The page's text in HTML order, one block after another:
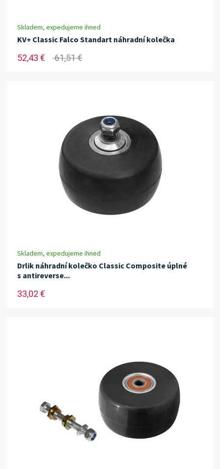
Skladem, expedujeme ihned
KV+ Classic Falco Standart náhradní kolečka
52,43 € 61,51 €
Skladem, expedujeme ihned
Drlik náhradní kolečko Classic Composite úplné
s antireverse...
33,02 €